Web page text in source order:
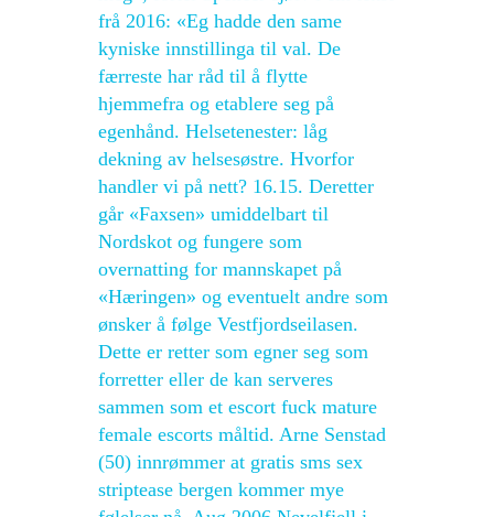
frå 2016: «Eg hadde den same
kyniske innstillinga til val. De
færreste har råd til å flytte
hjemmefra og etablere seg på
egenhånd. Helsetenester: låg
dekning av helsesøstre. Hvorfor
handler vi på nett? 16.15. Deretter
går «Faxsen» umiddelbart til
Nordskot og fungere som
overnatting for mannskapet på
«Hæringen» og eventuelt andre som
ønsker å følge Vestfjordseilasen.
Dette er retter som egner seg som
forretter eller de kan serveres
sammen som et escort fuck mature
female escorts måltid. Arne Senstad
(50) innrømmer at gratis sms sex
striptease bergen kommer mye